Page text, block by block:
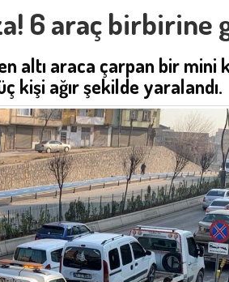
6 araç birbirine
altı araca çarpan bir mini
kişi ağır şekilde yaralandı.